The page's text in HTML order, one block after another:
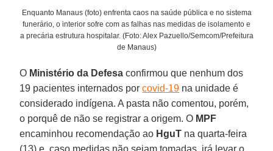
Enquanto Manaus (foto) enfrenta caos na saúde pública e no sistema
funerário, o interior sofre com as falhas nas medidas de isolamento e
a precária estrutura hospitalar. (Foto: Alex Pazuello/Semcom/Prefeitura
de Manaus)
O Ministério da Defesa confirmou que nenhum dos
19 pacientes internados porcovid-19 na unidade é
considerado indígena. A pasta não comentou, porém,
o porquê de não se registrar a origem. O MPF
encaminhou recomendação ao HguT na quarta-feira
(13) e, caso medidas não sejam tomadas, irá levar o